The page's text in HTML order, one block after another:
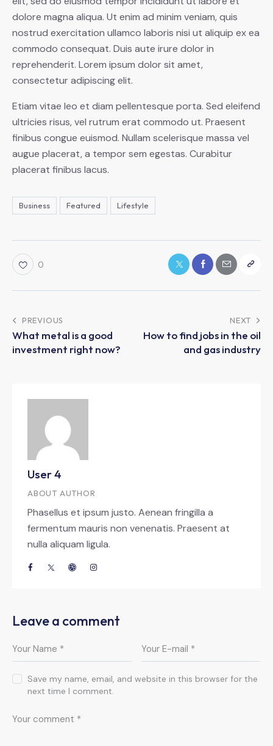
dolore magna aliqua. Ut enim ad minim veniam, quis
nostrud exercitation ullamco laboris nisi ut aliquip ex ea
commodo consequat. Duis aute irure dolor in
reprehenderit. Lorem ipsum dolor sit amet,
consectetur adipiscing elit.
Etiam vitae leo et diam pellentesque porta. Sed eleifend
ultricies risus, vel rutrum erat commodo ut. Praesent
finibus congue euismod. Nullam scelerisque massa vel
augue placerat, a tempor sem egestas. Curabitur
placerat finibus lacus.
Business Featured Lifestyle
0
PREVIOUS
What metal is a good
investment right now?
NEXT
How to find jobs in the oil
and gas industry
User 4
ABOUT AUTHOR
Phasellus et ipsum justo. Aenean fringilla a
fermentum mauris non venenatis. Praesent at
nulla aliquam ligula.
Leave a comment
Save my name, email, and website in this browser for the
next time I comment.